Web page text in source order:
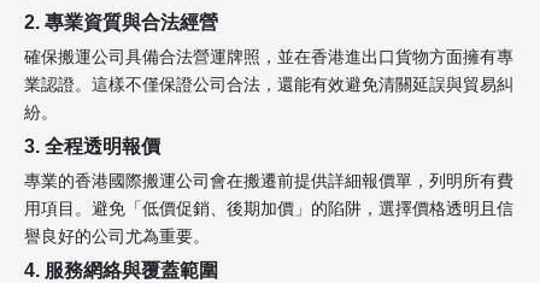
2. 專業資質與合法經營
確保搬運公司具備合法營運牌照，並在香港進出口貨物方面擁有專
業認證。這樣不僅保證公司合法，還能有效避免清關延誤與貿易糾
紛。
3. 全程透明報價
專業的香港國際搬運公司會在搬遷前提供詳細報價單，列明所有費
用項目。避免「低價促銷、後期加價」的陷阱，選擇價格透明且信
譽良好的公司尤為重要。
4. 服務網絡與覆蓋範圍